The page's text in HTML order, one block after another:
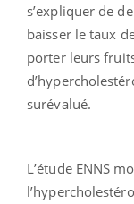
s’expliquer de
baisser le taux
porter leurs
surévalué.
L’étude ENNS